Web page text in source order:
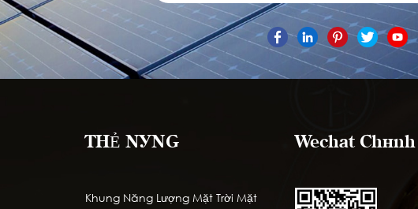
THẺ NÓNG
Khung Năng Lượng Mặt Trời Mặt
Wechat Chính